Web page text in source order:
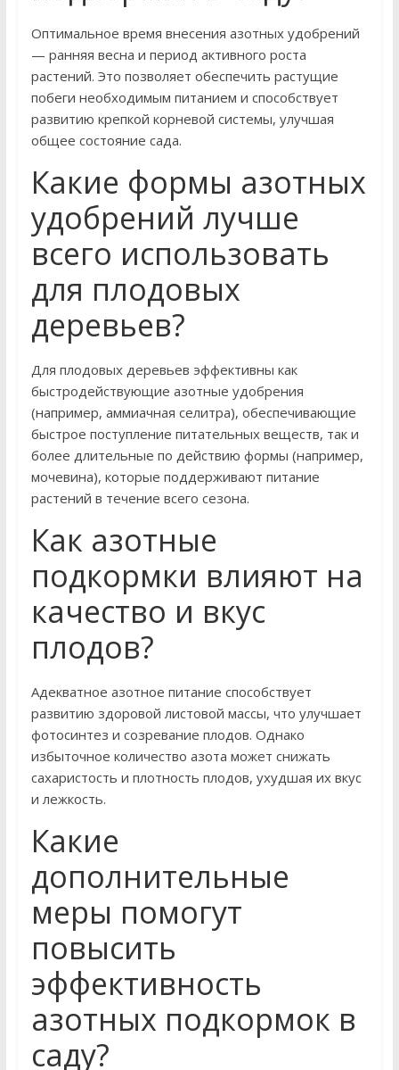
Оптимальное время внесения азотных удобрений
— ранняя весна и период активного роста
растений. Это позволяет обеспечить растущие
побеги необходимым питанием и способствует
развитию крепкой корневой системы, улучшая
общее состояние сада.
Какие формы азотных
удобрений лучше
всего использовать
для плодовых
деревьев?
Для плодовых деревьев эффективны как
быстродействующие азотные удобрения
(например, аммиачная селитра), обеспечивающие
быстрое поступление питательных веществ, так и
более длительные по действию формы (например,
мочевина), которые поддерживают питание
растений в течение всего сезона.
Как азотные
подкормки влияют на
качество и вкус
плодов?
Адекватное азотное питание способствует
развитию здоровой листовой массы, что улучшает
фотосинтез и созревание плодов. Однако
избыточное количество азота может снижать
сахаристость и плотность плодов, ухудшая их вкус
и лежкость.
Какие
дополнительные
меры помогут
повысить
эффективность
азотных подкормок в
саду?